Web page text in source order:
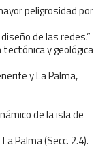
peligrosidad por
de las redes.”
tectónica y geológica
y La Palma,
de la isla de
Palma (Secc. 2.4).